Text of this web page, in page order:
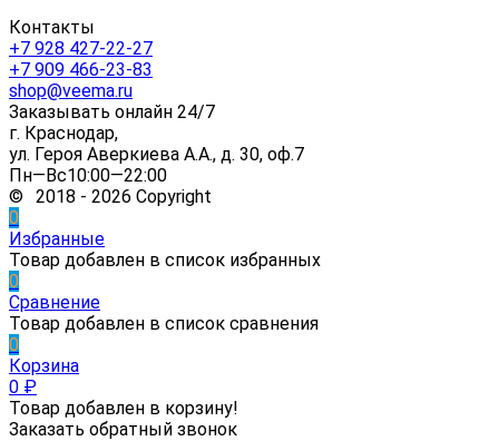
Контакты
+7 928 427-22-27
+7 909 466-23-83
shop@veema.ru
Заказывать онлайн 24/7
г. Краснодар,
ул. Героя Аверкиева А.А., д. 30, оф.7
Пн—Вс10:00—22:00
© 2018 - 2026 Copyright
0
Избранные
Товар добавлен в список избранных
0
Сравнение
Товар добавлен в список сравнения
0
Корзина
0 ₽
Товар добавлен в корзину!
Заказать обратный звонок